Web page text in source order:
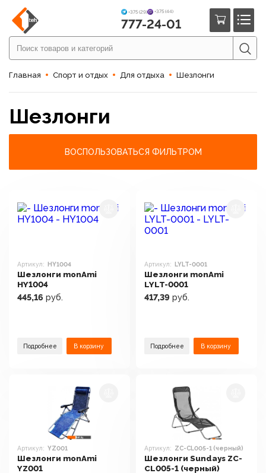
+375 (29) +375 (44)
777-24-01
Главная Спорт и отдых Для отдыха Шезлонги
Шезлонги
ВОСПОЛЬЗОВАТЬСЯ ФИЛЬТРОМ
Артикул: HY1004
Шезлонги monAmi
HY1004
445,16 руб.
Подробнее В корзину
Артикул: LYLT-0001
Шезлонги monAmi
LYLT-0001
417,39 руб.
Подробнее В корзину
Артикул: YZ001
Шезлонги monAmi
YZ001
Артикул: ZC-CL005-1 (черный)
Шезлонги Sundays ZC-
CL005-1 (черный)